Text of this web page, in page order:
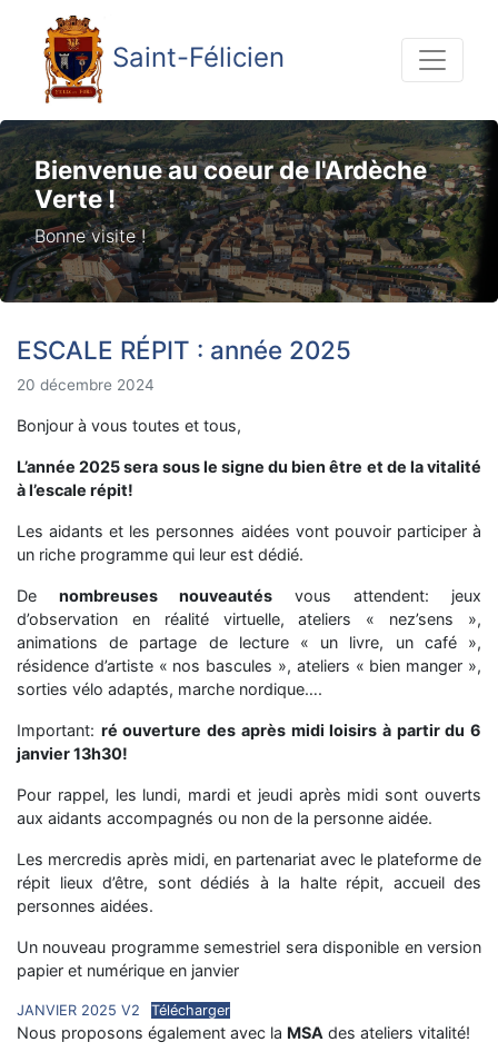
Saint-Félicien
Bienvenue au coeur de l'Ardèche
Verte !
Bonne visite !
ESCALE RÉPIT : année 2025
20 décembre 2024
Bonjour à vous toutes et tous,
L’année 2025 sera sous le signe du bien être et de la vitalité
à l’escale répit!
Les aidants et les personnes aidées vont pouvoir participer à
un riche programme qui leur est dédié.
De nombreuses nouveautés vous attendent: jeux
d’observation en réalité virtuelle, ateliers « nez’sens »,
animations de partage de lecture « un livre, un café »,
résidence d’artiste « nos bascules », ateliers « bien manger »,
sorties vélo adaptés, marche nordique….
Important: ré ouverture des après midi loisirs à partir du 6
janvier 13h30!
Pour rappel, les lundi, mardi et jeudi après midi sont ouverts
aux aidants accompagnés ou non de la personne aidée.
Les mercredis après midi, en partenariat avec le plateforme de
répit lieux d’être, sont dédiés à la halte répit, accueil des
personnes aidées.
Un nouveau programme semestriel sera disponible en version
papier et numérique en janvier
JANVIER 2025 V2 Télécharger
Nous proposons également avec la MSA des ateliers vitalité!